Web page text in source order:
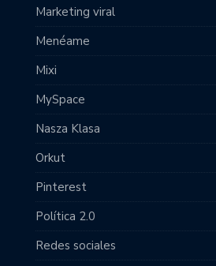
Marketing viral
Menéame
Mixi
MySpace
Nasza Klasa
Orkut
Pinterest
Política 2.0
Redes sociales